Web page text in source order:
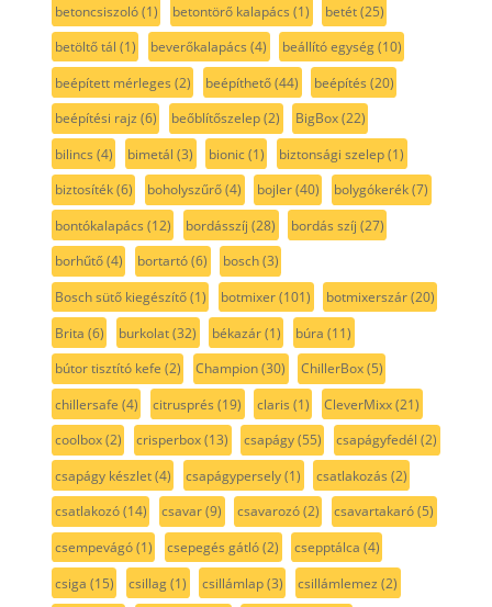
betoncsiszoló(1) betontörő kalapács (1) betét(25)
betöltő tál (1) beverőkalapács (4) beállító egység(10)
beépített mérleges (2) beépíthető(44) beépítés (20)
beépítési rajz (6) beőblítőszelep(2) BigBox(22)
bilincs (4) bimetál (3) bionic(1) biztonsági szelep(1)
biztosíték(6) boholyszűrő(4) bojler(40) bolygókerék(7)
bontókalapács (12) bordásszíj (28) bordás szíj (27)
borhűtő(4) bortartó(6) bosch(3)
Bosch sütő kiegészítő(1) botmixer(101) botmixerszár(20)
Brita (6) burkolat(32) békazár(1) búra (11)
bútor tisztító kefe (2) Champion(30) ChillerBox(5)
chillersafe (4) citrusprés (19) claris (1) CleverMixx(21)
coolbox(2) crisperbox(13) csapágy(55) csapágyfedél (2)
csapágy készlet(4) csapágypersely(1) csatlakozás (2)
csatlakozó(14) csavar(9) csavarozó(2) csavartakaró(5)
csempevágó(1) csepegés gátló(2) csepptálca (4)
csiga (15) csillag(1) csillámlap(3) csillámlemez (2)